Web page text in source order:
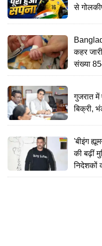
से
कहर
संख्या
गुजरात में
बिक्री,
'बीइंग
की बढ़ीं
निदेशकों